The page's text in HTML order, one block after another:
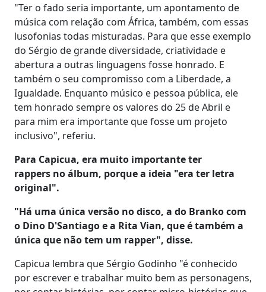
"Ter o fado seria importante, um apontamento de
música com relação com África, também, com essas
lusofonias todas misturadas. Para que esse exemplo
do Sérgio de grande diversidade, criatividade e
abertura a outras linguagens fosse honrado. E
também o seu compromisso com a Liberdade, a
Igualdade. Enquanto músico e pessoa pública, ele
tem honrado sempre os valores do 25 de Abril e
para mim era importante que fosse um projeto
inclusivo", referiu.
Para Capicua, era muito importante ter
rappers no álbum, porque a ideia "era ter letra
original".
"Há uma única versão no disco, a do Branko com
o Dino D'Santiago e a Rita Vian, que é também a
única que não tem um rapper", disse.
Capicua lembra que Sérgio Godinho "é conhecido
por escrever e trabalhar muito bem as personagens,